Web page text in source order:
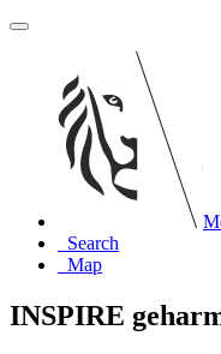
Search
Map
INSPIRE